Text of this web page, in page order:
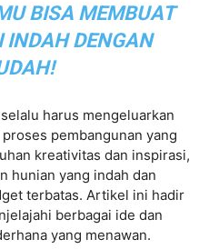
BISA MEMBUAT
DENGAN
harus mengeluarkan
pembangunan yang
kreativitas dan inspirasi,
hunian yang indah dan
terbatas. Artikel ini hadir
berbagai ide dan
yang menawan.